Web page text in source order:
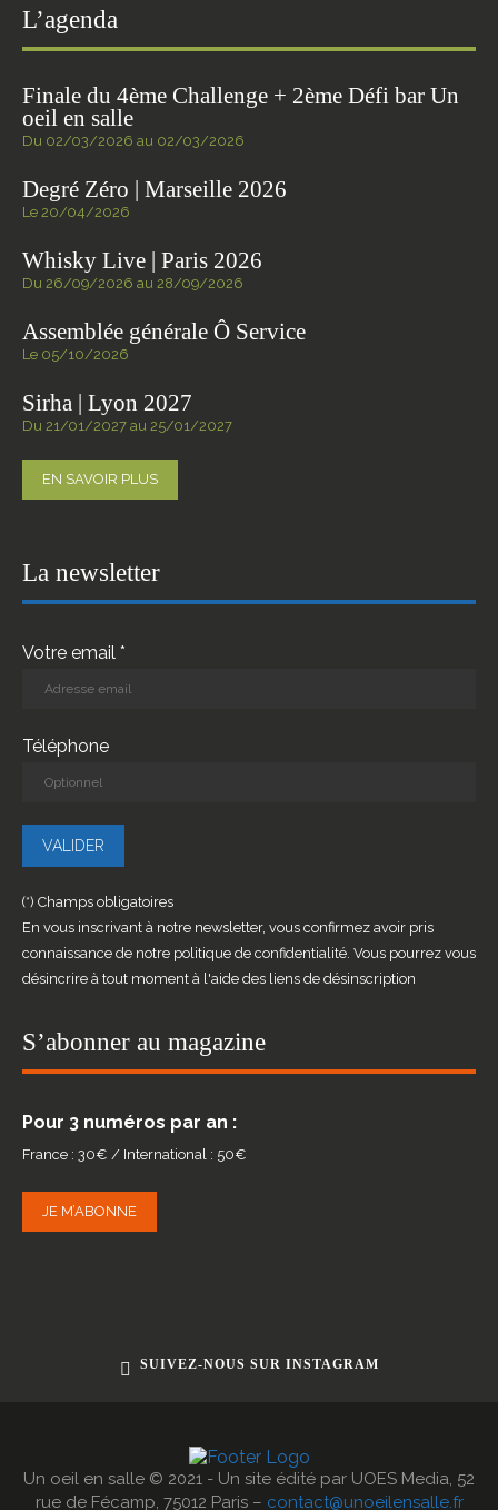
L’agenda
Finale du 4ème Challenge + 2ème Défi bar Un
oeil en salle
Du 02/03/2026 au 02/03/2026
Degré Zéro | Marseille 2026
Le 20/04/2026
Whisky Live | Paris 2026
Du 26/09/2026 au 28/09/2026
Assemblée générale Ô Service
Le 05/10/2026
Sirha | Lyon 2027
Du 21/01/2027 au 25/01/2027
EN SAVOIR PLUS
La newsletter
Votre email *
Téléphone
(*) Champs obligatoires
En vous inscrivant à notre newsletter, vous confirmez avoir pris
connaissance de notre politique de confidentialité. Vous pourrez vous
désincrire à tout moment à l'aide des liens de désinscription
S’abonner au magazine
Pour 3 numéros par an :
France : 30€ / International : 50€
JE M’ABONNE
SUIVEZ-NOUS SUR INSTAGRAM
Un oeil en salle © 2021 - Un site édité par UOES Media, 52
rue de Fécamp, 75012 Paris – contact@unoeilensalle.fr